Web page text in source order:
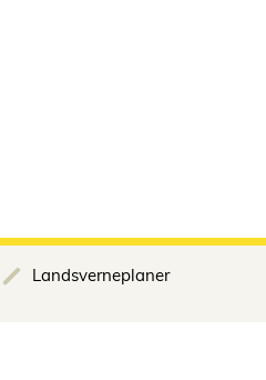
Landsverneplaner